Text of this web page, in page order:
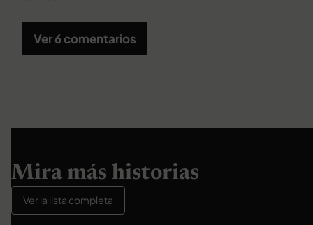
Ver 6 comentarios
Mira más historias
Ver la lista completa